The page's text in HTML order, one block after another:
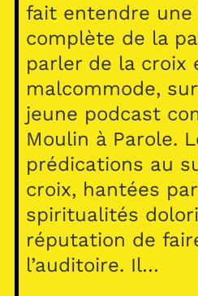
fait entendre
complète de la
parler de la croix
malcommode,
jeune podcast
Moulin à Parole.
prédications au
croix, hantées
spiritualités
réputation de
l’auditoire. Il…